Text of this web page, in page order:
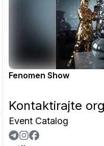
Fenomen Show
Kontaktirajte
Event Catalog